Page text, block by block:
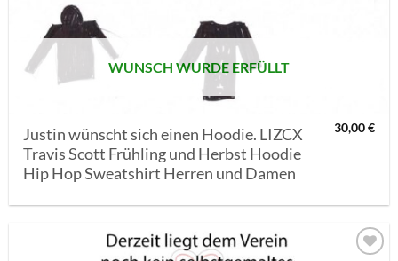
WUNSCH WURDE ERFÜLLT
Justin wünscht sich einen Hoodie. LIZCX
Travis Scott Frühling und Herbst Hoodie
Hip Hop Sweatshirt Herren und Damen
30,00€